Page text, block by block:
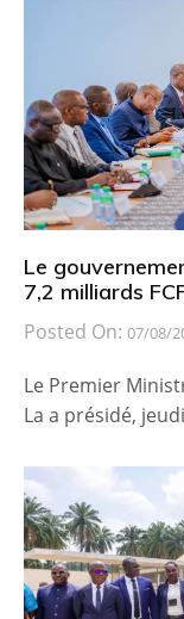
Le
7,2 milliards
Posted On: 07/08/
Le Premier
La a présidé,